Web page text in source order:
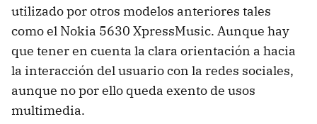
utilizado por otros modelos anteriores tales
como el Nokia 5630 XpressMusic. Aunque hay
que tener en cuenta la clara orientación a hacia
la interacción del usuario con la redes sociales,
aunque no por ello queda exento de usos
multimedia.